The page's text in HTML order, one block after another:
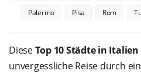
Palermo
Pisa Rom
DieseTop 10 Städte in Italien
unvergessliche Reise durch